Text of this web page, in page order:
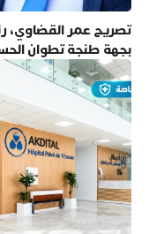
تصريح عمر القضاوي،
بجهة طنجة تطوان